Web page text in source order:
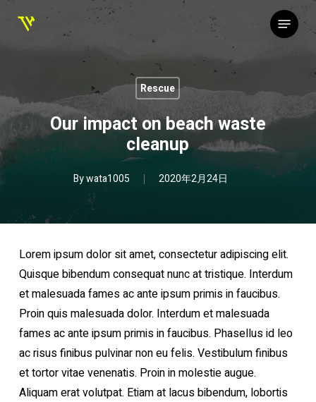
Menu
Rescue
Our impact on beach waste
cleanup
Bywata1005 2020年2月24日
Lorem ipsum dolor sit amet, consectetur adipiscing elit.
Quisque bibendum consequat nunc at tristique. Interdum
et malesuada fames ac ante ipsum primis in faucibus.
Proin quis malesuada dolor. Interdum et malesuada
fames ac ante ipsum primis in faucibus. Phasellus id leo
ac risus finibus pulvinar non eu felis. Vestibulum finibus
et tortor vitae venenatis. Proin in molestie augue.
Aliquam erat volutpat. Etiam at lacus bibendum, lobortis